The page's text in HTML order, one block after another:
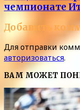
чемпионате
Добавить
Для отправки
авторизоваться.
ВАМ МОЖЕТ